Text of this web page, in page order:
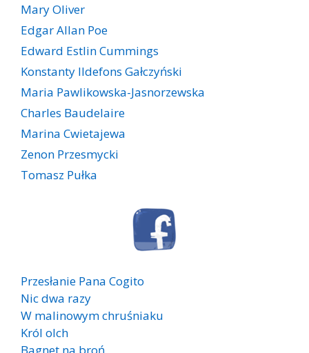
Mary Oliver
Edgar Allan Poe
Edward Estlin Cummings
Konstanty Ildefons Gałczyński
Maria Pawlikowska-Jasnorzewska
Charles Baudelaire
Marina Cwietajewa
Zenon Przesmycki
Tomasz Pułka
Przesłanie Pana Cogito
Nic dwa razy
W malinowym chruśniaku
Król olch
Bagnet na broń